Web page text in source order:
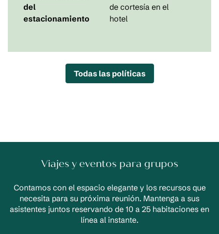
del
estacionamiento
de cortesía en el
hotel
Todas las políticas
Viajes y eventos para grupos
Contamos con el espacio elegante y los recursos que
necesita para su próxima reunión. Mantenga a sus
asistentes juntos reservando de 10 a 25 habitaciones en
línea al instante.